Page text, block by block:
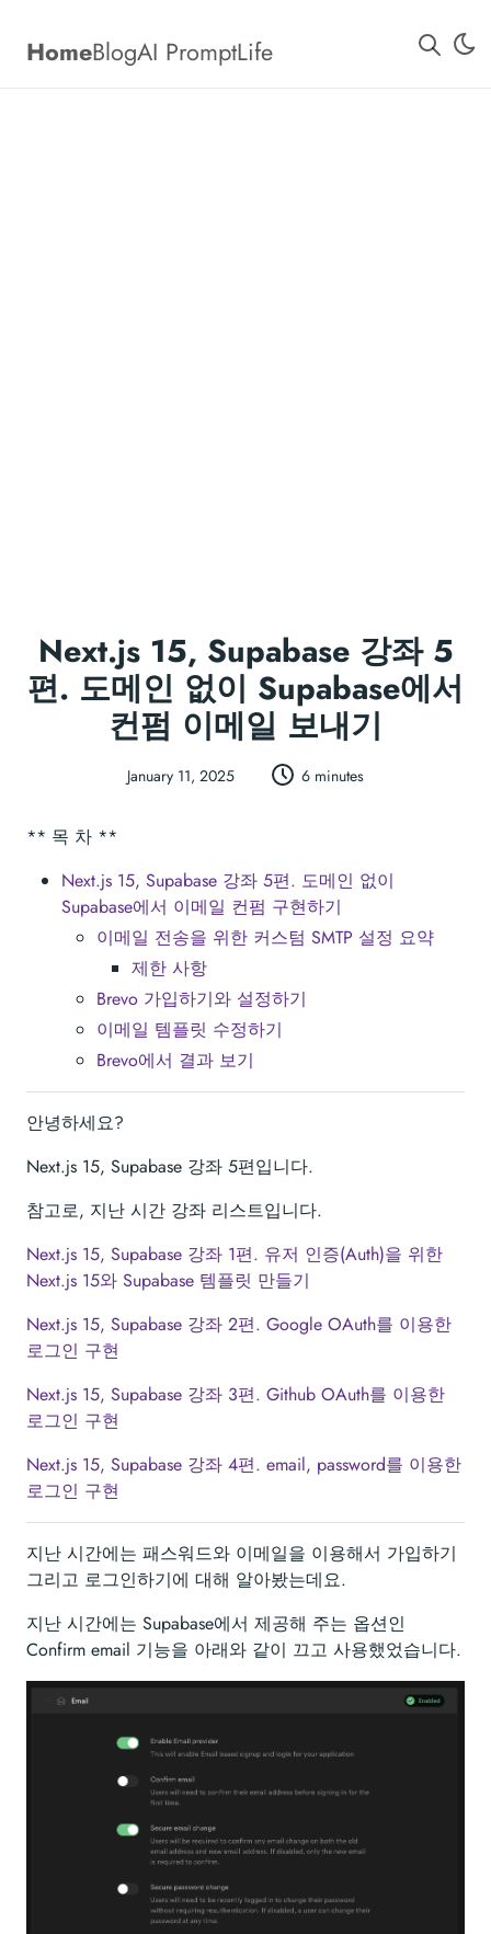
HomeBlogAI PromptLife
Next.js 15, Supabase 강좌 5
편. 도메인 없이 Supabase에서
컨펌 이메일 보내기
January 11, 2025 6 minutes
** 목 차 **
Next.js 15, Supabase 강좌 5편. 도메인 없이
Supabase에서 이메일 컨펌 구현하기
이메일 전송을 위한 커스텀 SMTP 설정 요약
제한 사항
Brevo 가입하기와 설정하기
이메일 템플릿 수정하기
Brevo에서 결과 보기
안녕하세요?
Next.js 15, Supabase 강좌 5편입니다.
참고로, 지난 시간 강좌 리스트입니다.
Next.js 15, Supabase 강좌 1편. 유저 인증(Auth)을 위한
Next.js 15와 Supabase 템플릿 만들기
Next.js 15, Supabase 강좌 2편. Google OAuth를 이용한
로그인 구현
Next.js 15, Supabase 강좌 3편. Github OAuth를 이용한
로그인 구현
Next.js 15, Supabase 강좌 4편. email, password를 이용한
로그인 구현
지난 시간에는 패스워드와 이메일을 이용해서 가입하기
그리고 로그인하기에 대해 알아봤는데요.
지난 시간에는 Supabase에서 제공해 주는 옵션인
Confirm email 기능을 아래와 같이 끄고 사용했었습니다.